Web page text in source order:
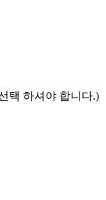
택 하셔야 합니다.)